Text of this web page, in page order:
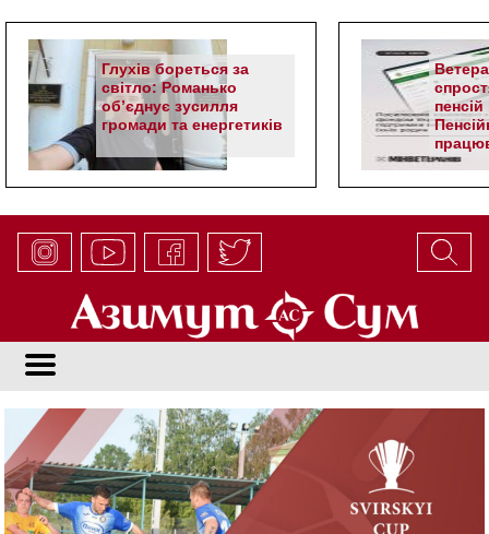
Глухів бореться за
світло: Романько
об’єднує зусилля
громади та енергетиків